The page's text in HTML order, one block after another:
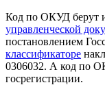
Код по ОКУД берут
управленческой
постановлением
классификаторе
0306032. А код по
госрегистрации.